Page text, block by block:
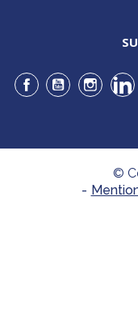
Facebook
YouTube
©
-